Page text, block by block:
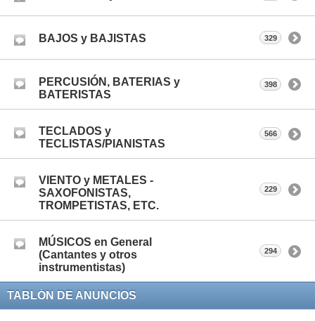
BAJOS y BAJISTAS 329
PERCUSIÓN, BATERIAS y
BATERISTAS
398
TECLADOS y
TECLISTAS/PIANISTAS
566
VIENTO y METALES -
SAXOFONISTAS,
TROMPETISTAS, ETC.
229
MÚSICOS en General
(Cantantes y otros
instrumentistas)
294
TABLÓN DE ANUNCIOS